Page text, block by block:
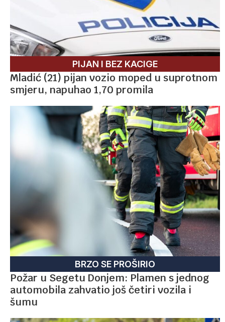
PIJAN I BEZ KACIGE
Mladić (21) pijan vozio moped u suprotnom
smjeru, napuhao 1,70 promila
BRZO SE PROŠIRIO
Požar u Segetu Donjem: Plamen s jednog
automobila zahvatio još četiri vozila i
šumu